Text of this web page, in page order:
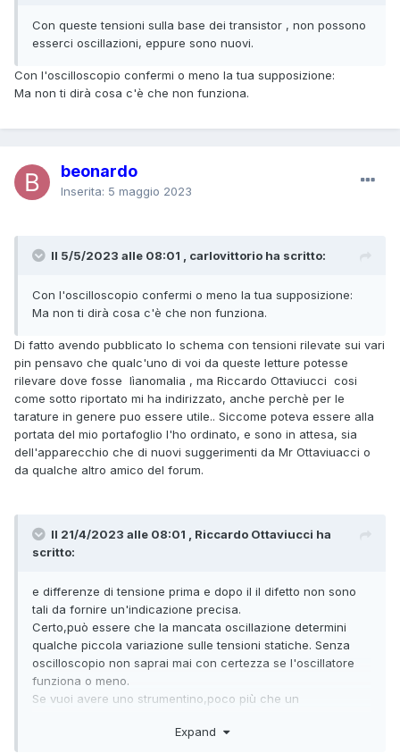
Con queste tensioni sulla base dei transistor , non possono
esserci oscillazioni, eppure sono nuovi.
Con l'oscilloscopio confermi o meno la tua supposizione:
Ma non ti dirà cosa c'è che non funziona.
beonardo
Inserita: 5 maggio 2023
Il 5/5/2023 alle 08:01 , carlovittorio ha scritto:
Con l'oscilloscopio confermi o meno la tua supposizione:
Ma non ti dirà cosa c'è che non funziona.
Di fatto avendo pubblicato lo schema con tensioni rilevate sui vari
pin pensavo che qualc'uno di voi da queste letture potesse
rilevare dove fosse lìanomalia , ma Riccardo Ottaviucci cosi
come sotto riportato mi ha indirizzato, anche perchè per le
tarature in genere puo essere utile.. Siccome poteva essere alla
portata del mio portafoglio l'ho ordinato, e sono in attesa, sia
dell'apparecchio che di nuovi suggerimenti da Mr Ottaviuacci o
da qualche altro amico del forum.
Il 21/4/2023 alle 08:01 , Riccardo Ottaviucci ha
scritto:
e differenze di tensione prima e dopo il il difetto non sono
tali da fornire un'indicazione precisa.
Certo,può essere che la mancata oscillazione determini
qualche piccola variazione sulle tensioni statiche. Senza
oscilloscopio non saprai mai con certezza se l'oscillatore
funziona o meno.
Se vuoi avere uno strumentino,poco più che un
Expand